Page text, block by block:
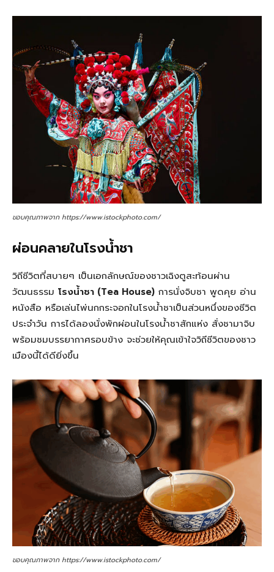
ขอบคุณภาพจาก https://www.istockphoto.com/
ผ่อนคลายในโรงน้ำชา
วิถีชีวิตที่สบายๆ เป็นเอกลักษณ์ของชาวเฉิงตูสะท้อนผ่าน
วัฒนธรรม โรงน้ำชา (Tea House) การนั่งจิบชา พูดคุย อ่าน
หนังสือ หรือเล่นไพ่นกกระจอกในโรงน้ำชาเป็นส่วนหนึ่งของชีวิต
ประจำวัน การได้ลองนั่งพักผ่อนในโรงน้ำชาสักแห่ง สั่งชามาจิบ
พร้อมชมบรรยากาศรอบข้าง จะช่วยให้คุณเข้าใจวิถีชีวิตของชาว
เมืองนี้ได้ดียิ่งขึ้น
ขอบคุณภาพจาก https://www.istockphoto.com/